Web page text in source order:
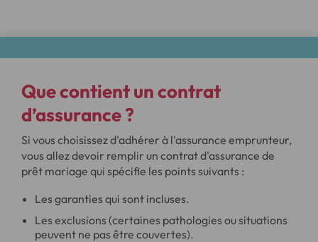
Que contient un contrat
d’assurance ?
Si vous choisissez d'adhérer à l'assurance emprunteur,
vous allez devoir remplir un contrat d'assurance de
prêt mariage qui spécifie les points suivants :
Les garanties qui sont incluses.
Les exclusions (certaines pathologies ou situations
peuvent ne pas être couvertes).